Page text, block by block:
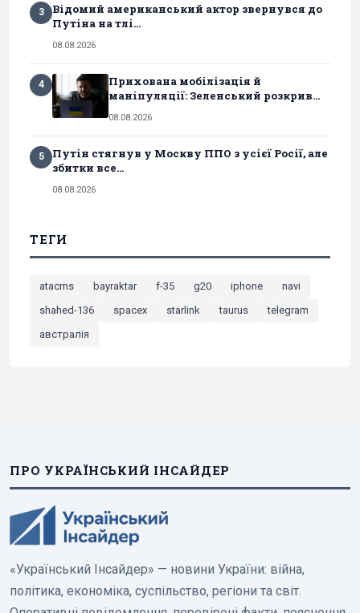
3
Відомий американський актор звернувся до
Путіна на тлі...
08.08.2026
4
Прихована мобілізація й
маніпуляції: Зеленський розкрив...
08.08.2026
5
Путін стягнув у Москву ППО з усієї Росії, але
збитки все...
08.08.2026
ТЕГИ
atacms bayraktar f-35 g20 iphone
navi
shahed-136
spacex starlink taurus
telegram
австралія
ПРО УКРАЇНСЬКИЙ ІНСАЙДЕР
«Український Інсайдер» — новини України: війна,
політика, економіка, суспільство, регіони та світ.